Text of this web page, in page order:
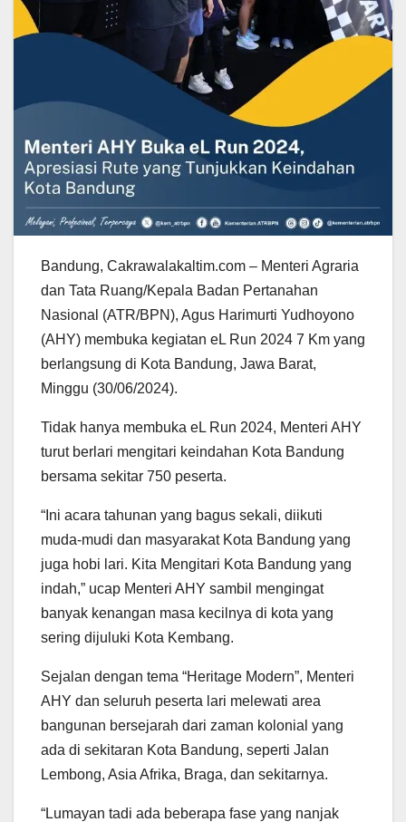
Bandung, Cakrawalakaltim.com – Menteri Agraria
dan Tata Ruang/Kepala Badan Pertanahan
Nasional (ATR/BPN), Agus Harimurti Yudhoyono
(AHY) membuka kegiatan eL Run 2024 7 Km yang
berlangsung di Kota Bandung, Jawa Barat,
Minggu (30/06/2024).
Tidak hanya membuka eL Run 2024, Menteri AHY
turut berlari mengitari keindahan Kota Bandung
bersama sekitar 750 peserta.
“Ini acara tahunan yang bagus sekali, diikuti
muda-mudi dan masyarakat Kota Bandung yang
juga hobi lari. Kita Mengitari Kota Bandung yang
indah,” ucap Menteri AHY sambil mengingat
banyak kenangan masa kecilnya di kota yang
sering dijuluki Kota Kembang.
Sejalan dengan tema “Heritage Modern”, Menteri
AHY dan seluruh peserta lari melewati area
bangunan bersejarah dari zaman kolonial yang
ada di sekitaran Kota Bandung, seperti Jalan
Lembong, Asia Afrika, Braga, dan sekitarnya.
“Lumayan tadi ada beberapa fase yang nanjak